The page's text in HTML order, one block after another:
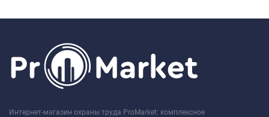
Интернет-магазин охраны труда ProMarket: комплексное